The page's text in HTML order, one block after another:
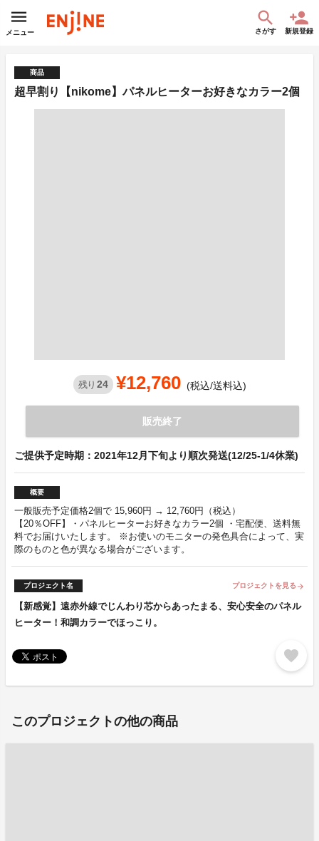
メニュー さがす 新規登録
商品
超早割り【nikome】パネルヒーターお好きなカラー2個
残り 24 ¥12,760 (税込/送料込)
販売終了
ご提供予定時期：2021年12月下旬より順次発送(12/25-1/4休業)
概要
一般販売予定価格2個で 15,960円 → 12,760円（税込）
【20％OFF】・パネルヒーターお好きなカラー2個 ・宅配便、送料無
料でお届けいたします。 ※お使いのモニターの発色具合によって、実
際のものと色が異なる場合がございます。
プロジェクト名 プロジェクトを見る arrow_forward
【新感覚】遠赤外線でじんわり芯からあったまる、安心安全のパネル
ヒーター！和調カラーでほっこり。
favorite
このプロジェクトの他の商品